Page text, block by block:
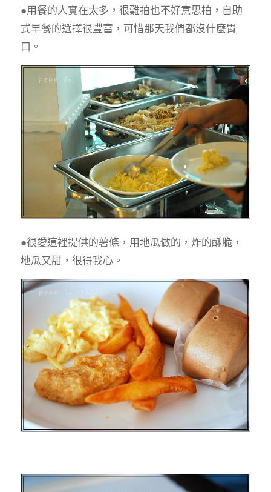
●用餐的人實在太多，很難拍也不好意思拍，自助
式早餐的選擇很豐富，可惜那天我們都沒什麼胃
口。
●很愛這裡提供的薯條，用地瓜做的，炸的酥脆，
地瓜又甜，很得我心。